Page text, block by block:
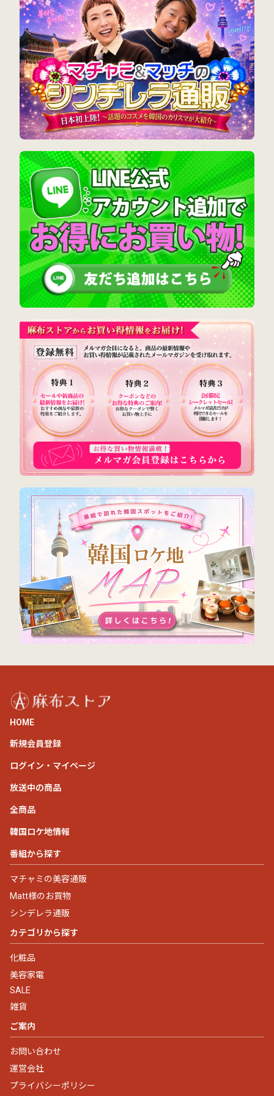
HOME
新規会員登録
ログイン・マイページ
放送中の商品
全商品
韓国ロケ地情報
番組から探す
マチャミの美容通販
Matt様のお買物
シンデレラ通販
カテゴリから探す
化粧品
美容家電
SALE
雑貨
ご案内
お問い合わせ
運営会社
プライバシーポリシー